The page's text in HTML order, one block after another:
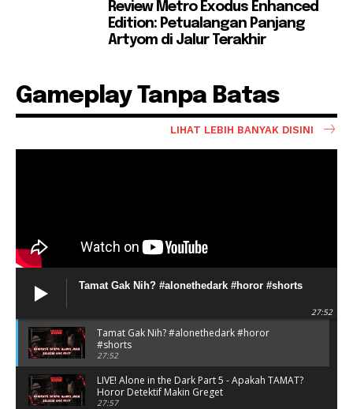
Review Metro Exodus Enhanced
Edition: Petualangan Panjang
Artyom di Jalur Terakhir
Gameplay Tanpa Batas
LIHAT LEBIH BANYAK DISINI
Tamat Gak Nih? #alonethedark #horor #shorts
27:52
Tamat Gak Nih? #alonethedark #horor
#shorts
27:52
LIVE! Alone in the Dark Part 5 - Apakah TAMAT?
Horor Detektif Makin Greget
27:57